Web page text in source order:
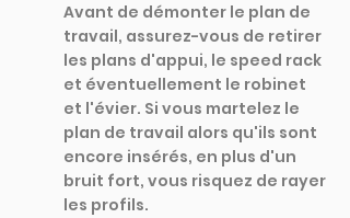
Avant de démonter le plan de
travail, assurez-vous de retirer
les plans d'appui, le speed rack
et éventuellement le robinet
et l'évier. Si vous martelez le
plan de travail alors qu'ils sont
encore insérés, en plus d'un
bruit fort, vous risquez de rayer
les profils.